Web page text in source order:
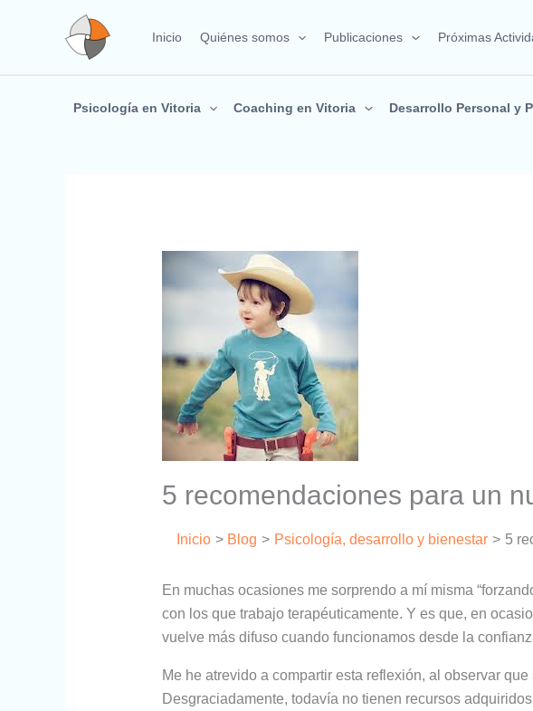
Inicio Quiénes somos Publicaciones Próximas
Psicología en Vitoria Coaching en Vitoria Desarrollo Personal y
5 recomendaciones para un
Inicio Blog Psicología, desarrollo y bienestar 5
En muchas ocasiones me sorprendo a mí misma
con los que trabajo terapéuticamente. Y es que, en
vuelve más difuso cuando funcionamos desde la
Me he atrevido a compartir esta reflexión, al observar
Desgraciadamente, todavía no tienen recursos